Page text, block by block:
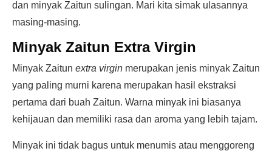
dan minyak Zaitun sulingan. Mari kita simak ulasannya
masing-masing.
Minyak Zaitun Extra Virgin
Minyak Zaitun extra virgin merupakan jenis minyak Zaitun
yang paling murni karena merupakan hasil ekstraksi
pertama dari buah Zaitun. Warna minyak ini biasanya
kehijauan dan memiliki rasa dan aroma yang lebih tajam.
Minyak ini tidak bagus untuk menumis atau menggoreng